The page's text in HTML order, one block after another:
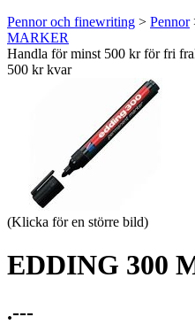
Pennor och finewriting > Pennor
MARKER
Handla för minst 500 kr för fri
500 kr kvar
(Klicka för en större bild)
EDDING 300
.---